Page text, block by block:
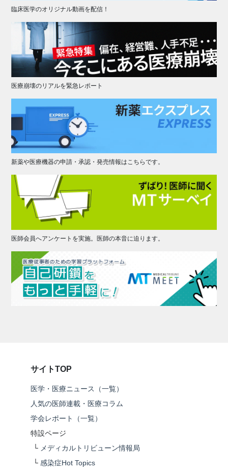
臨床医学のオリジナル動画を配信！
医療崩壊のリアルを緊急レポート
新薬や医療機器の申請・承認・発売情報はこちらです。
医師会員へアンケートを実施。医師の本音に迫ります。
サイトTOP
医学・医療ニュース（一覧）
人気の医師連載・医療コラム
学会レポート（一覧）
特設ページ
└ メディカルトリビューン情報局
└ 感染症Hot Topics